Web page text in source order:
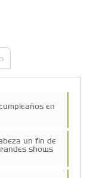
en
un fin de
shows